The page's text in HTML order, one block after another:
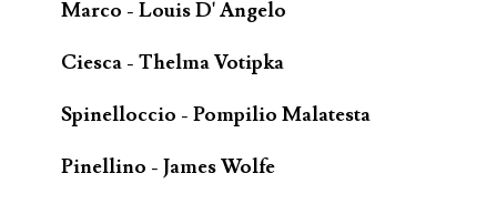
Marco - Louis D' Angelo
Ciesca - Thelma Votipka
Spinelloccio - Pompilio Malatesta
Pinellino - James Wolfe